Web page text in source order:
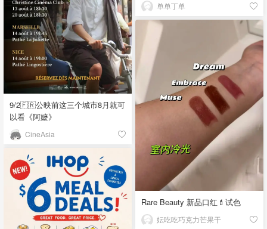
单单丁单
9/2🇫🇷公映前这三个城市8月就可
以看《阿嬷》
CineAsia
Rare Beauty 新品口红💄试色
妘吃吃巧克力芒果干